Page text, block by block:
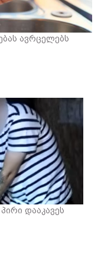
ავრცელებს
დააკავეს